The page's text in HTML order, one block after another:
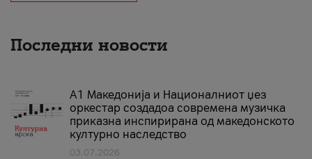
Последни новости
А1 Македонија и Националниот џез
оркестар создадоа современа музичка
приказна инспирирана од македонското
културно наследство
03.07.2026